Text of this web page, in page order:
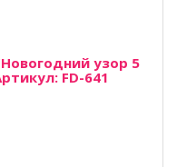
узор 5
FD-641